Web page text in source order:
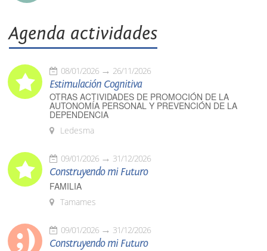
Agenda actividades
08/01/2026 26/11/2026
Estimulación Cognitiva
OTRAS ACTIVIDADES DE PROMOCIÓN DE LA
AUTONOMÍA PERSONAL Y PREVENCIÓN DE LA
DEPENDENCIA
Ledesma
09/01/2026 31/12/2026
Construyendo mi Futuro
FAMILIA
Tamames
09/01/2026 31/12/2026
Construyendo mi Futuro